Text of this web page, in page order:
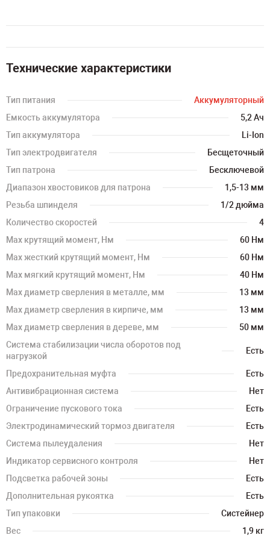
Технические характеристики
Тип питания
Аккумуляторный
Емкость аккумулятора
5,2 Ач
Тип аккумулятора
Li-Ion
Тип электродвигателя
Бесщеточный
Тип патрона
Бесключевой
Диапазон хвостовиков для патрона
1,5-13 мм
Резьба шпинделя
1/2 дюйма
Количество скоростей
4
Мах крутящий момент, Нм
60 Нм
Мах жесткий крутящий момент, Нм
60 Нм
Мах мягкий крутящий момент, Нм
40 Нм
Мах диаметр сверления в металле, мм
13 мм
Мах диаметр сверления в кирпиче, мм
13 мм
Мах диаметр сверления в дереве, мм
50 мм
Система стабилизации числа оборотов под
нагрузкой
Есть
Предохранительная муфта
Есть
Антивибрационная система
Нет
Ограничение пускового тока
Есть
Электродинамический тормоз двигателя
Есть
Система пылеудаления
Нет
Индикатор сервисного контроля
Нет
Подсветка рабочей зоны
Есть
Дополнительная рукоятка
Есть
Тип упаковки
Систейнер
Вес
1,9 кг